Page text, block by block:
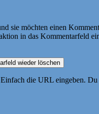
möchten einen
in das Kommentarfeld
die URL eingeben.